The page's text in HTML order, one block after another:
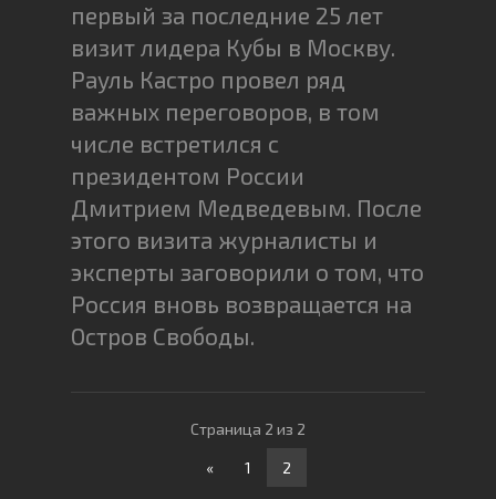
первый за последние 25 лет
визит лидера Кубы в Москву.
Рауль Кастро провел ряд
важных переговоров, в том
числе встретился с
президентом России
Дмитрием Медведевым. После
этого визита журналисты и
эксперты заговорили о том, что
Россия вновь возвращается на
Остров Свободы.
Страница 2 из 2
« 1 2